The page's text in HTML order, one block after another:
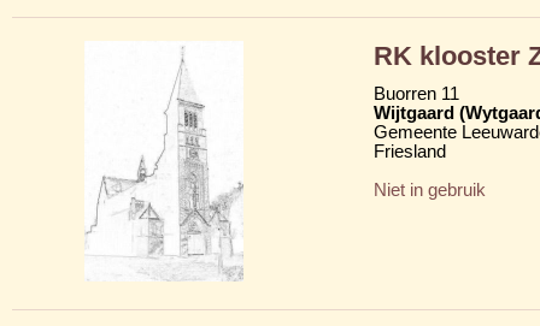
RK klooster
Buorren 11
Wijtgaard
Gemeente
Friesland
Niet in gebruik